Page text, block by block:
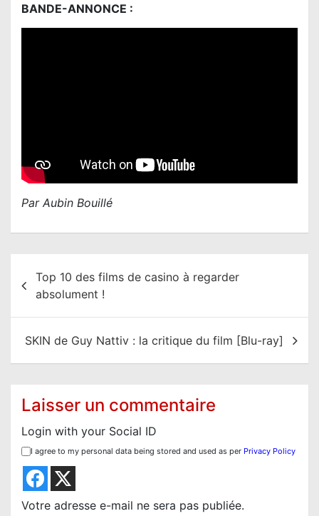
BANDE-ANNONCE :
Par Aubin Bouillé
Top 10 des films de casino à regarder
absolument !
SKIN de Guy Nattiv : la critique du film [Blu-ray]
Laisser un commentaire
Login with your Social ID
I agree to my personal data being stored and used as per Privacy Policy
Votre adresse e-mail ne sera pas publiée.